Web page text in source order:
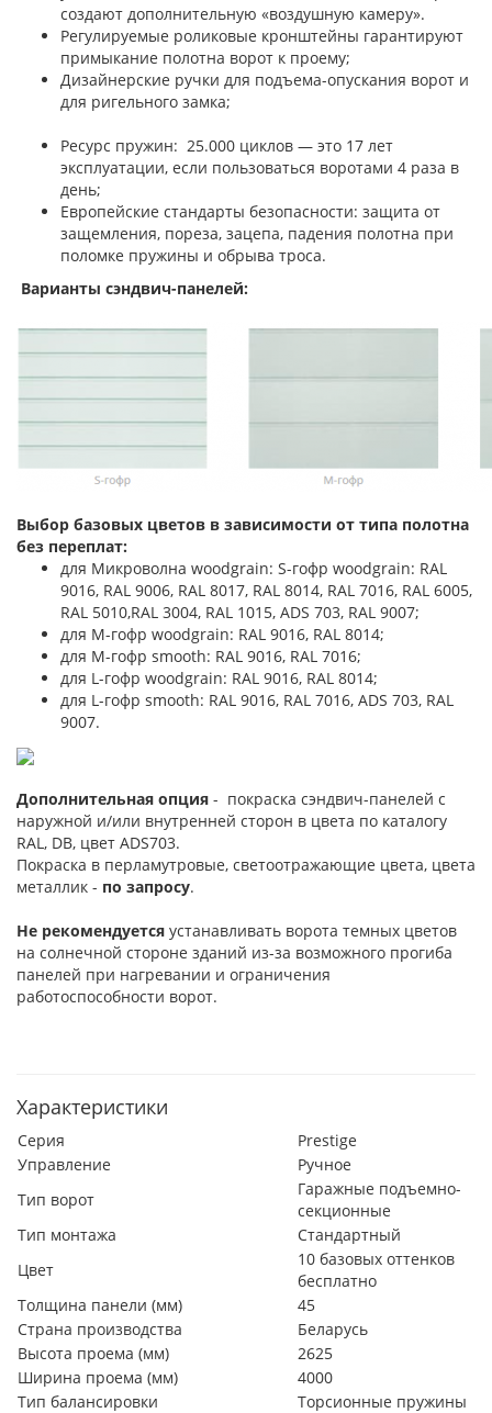
создают дополнительную «воздушную камеру».
Регулируемые роликовые кронштейны гарантируют
примыкание полотна ворот к проему;
Дизайнерские ручки для подъема-опускания ворот и
для ригельного замка;
Ресурс пружин: 25.000 циклов — это 17 лет
эксплуатации, если пользоваться воротами 4 раза в
день;
Европейские стандарты безопасности: защита от
защемления, пореза, зацепа, падения полотна при
поломке пружины и обрыва троса.
Варианты сэндвич-панелей:
Выбор базовых цветов в зависимости от типа полотна
без переплат:
для Микроволна woodgrain: S-гофр woodgrain: RAL
9016, RAL 9006, RAL 8017, RAL 8014, RAL 7016, RAL 6005,
RAL 5010,RAL 3004, RAL 1015, ADS 703, RAL 9007;
для М-гофр woodgrain: RAL 9016, RAL 8014;
для М-гофр smooth: RAL 9016, RAL 7016;
для L-гофр woodgrain: RAL 9016, RAL 8014;
для L-гофр smooth: RAL 9016, RAL 7016, ADS 703, RAL
9007.
Дополнительная опция - покраска сэндвич-панелей с
наружной и/или внутренней сторон в цвета по каталогу
RAL, DB, цвет ADS703.
Покраска в перламутровые, светоотражающие цвета, цвета
металлик - по запросу.
Не рекомендуется устанавливать ворота темных цветов
на солнечной стороне зданий из-за возможного прогиба
панелей при нагревании и ограничения
работоспособности ворот.
Характеристики
Серия
Prestige
Управление
Ручное
Тип ворот
Гаражные подъемно-
секционные
Тип монтажа
Стандартный
Цвет
10 базовых оттенков
бесплатно
Толщина панели (мм)
45
Страна производства
Беларусь
Высота проема (мм)
2625
Ширина проема (мм)
4000
Тип балансировки
Торсионные пружины